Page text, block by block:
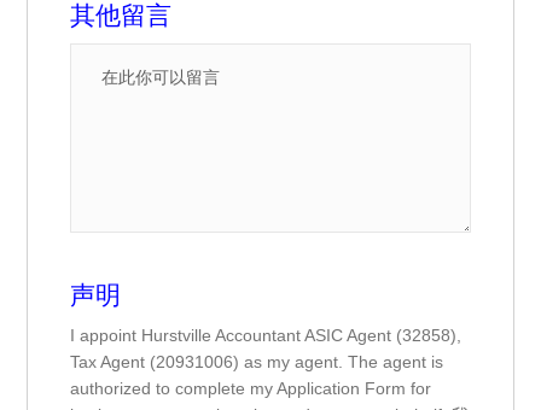
其他留言
声明
I appoint Hurstville Accountant ASIC Agent (32858),
Tax Agent (20931006) as my agent. The agent is
authorized to complete my Application Form for